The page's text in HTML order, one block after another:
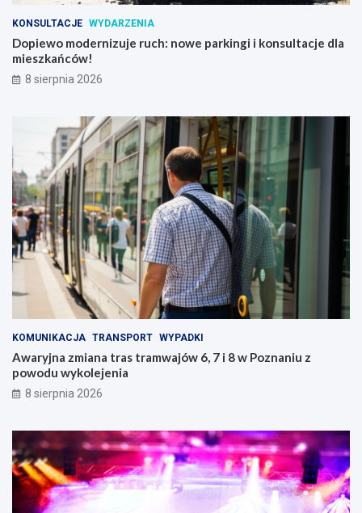
KONSULTACJE WYDARZENIA
Dopiewo modernizuje ruch: nowe parkingi i konsultacje dla
mieszkańców!
8 sierpnia 2026
KOMUNIKACJA TRANSPORT WYPADKI
Awaryjna zmiana tras tramwajów 6, 7 i 8 w Poznaniu z
powodu wykolejenia
8 sierpnia 2026